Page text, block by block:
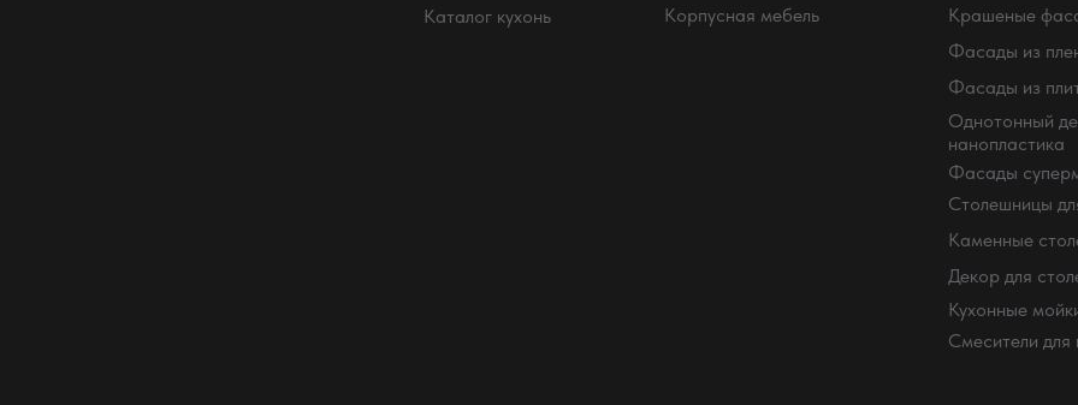
Каменные
Столешницы
Декор для
Крашеные
Фасады из
Фасады из
Однотонный
нанопластика
Фасады
Кухонные
Корпусная мебель
Смесители для
Каталог кухонь